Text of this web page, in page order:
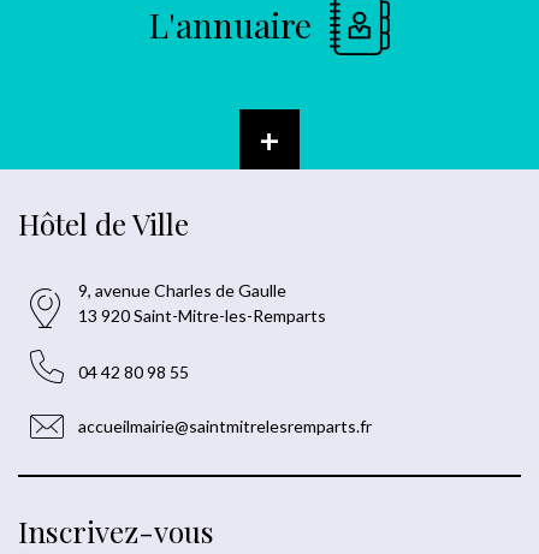
L'annuaire
+
Hôtel de Ville
9, avenue Charles de Gaulle
13 920 Saint-Mitre-les-Remparts
04 42 80 98 55
accueilmairie@saintmitrelesremparts.fr
Inscrivez-vous